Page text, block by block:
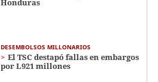
Honduras
DESEMBOLSOS MILLONARIOS
El TSC destapó fallas en embargos
por L921 millones